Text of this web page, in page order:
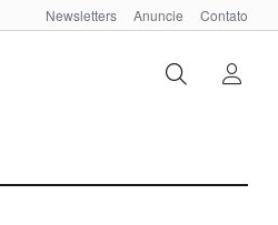
Newsletters Anuncie Contato